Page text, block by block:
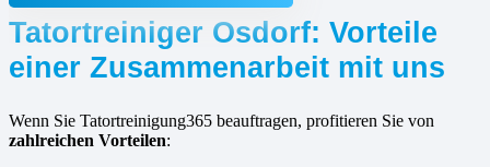
Tatortreiniger Osdorf: Vorteile
einer Zusammenarbeit mit uns
Wenn Sie Tatortreinigung365 beauftragen, profitieren Sie von
zahlreichen Vorteilen: